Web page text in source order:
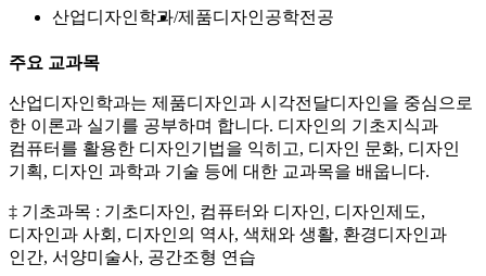
산업디자인학과 제품디자인공학전공
주요 교과목
산업디자인학과는 제품디자인과 시각전달디자인을 중심으로
한 이론과 실기를 공부하며 합니다. 디자인의 기초지식과
컴퓨터를 활용한 디자인기법을 익히고, 디자인 문화, 디자인
기획, 디자인 과학과 기술 등에 대한 교과목을 배웁니다.
‡ 기초과목 : 기초디자인, 컴퓨터와 디자인, 디자인제도,
디자인과 사회, 디자인의 역사, 색채와 생활, 환경디자인과
인간, 서양미술사, 공간조형 연습